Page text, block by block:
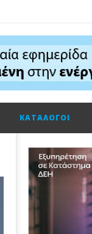
ΚΑΤΆΛΟΓΟΙ